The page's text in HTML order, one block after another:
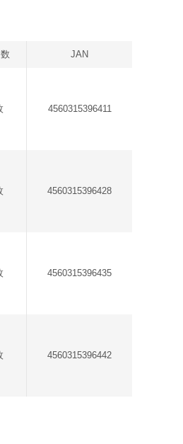
JAN
4560315396411
4560315396428
4560315396435
4560315396442